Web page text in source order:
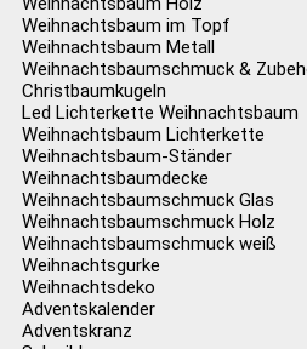
Weihnachtsbaum im Topf
Weihnachtsbaum Metall
Weihnachtsbaumschmuck &
Christbaumkugeln
Led Lichterkette Weihnachtsbaum
Weihnachtsbaum Lichterkette
Weihnachtsbaum-Ständer
Weihnachtsbaumdecke
Weihnachtsbaumschmuck Glas
Weihnachtsbaumschmuck Holz
Weihnachtsbaumschmuck weiß
Weihnachtsgurke
Weihnachtsdeko
Adventskalender
Adventskranz